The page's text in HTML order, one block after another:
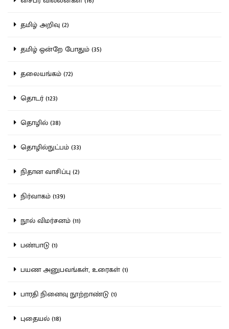
தமிழ் அறிவு (2)
தமிழ் ஒன்றே போதும் (35)
தலையங்கம் (72)
தொடர் (123)
தொழில் (38)
தொழில்நுட்பம் (33)
நிதான வாசிப்பு (2)
நிர்வாகம் (139)
நூல் விமர்சனம் (11)
பண்பாடு (1)
பயண அனுபவங்கள், உரைகள் (1)
பாரதி நினைவு நூற்றாண்டு (1)
புதையல் (18)